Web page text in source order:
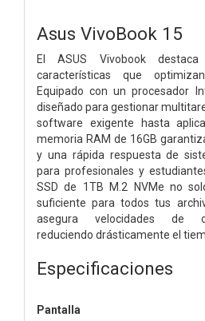
Asus VivoBook 15
El ASUS Vivobook
características que
Equipado con un procesador
diseñado para gestionar
software exigente hasta
memoria RAM de 16GB
y una rápida respuesta de
para profesionales y
SSD de 1TB M.2 NVMe no
suficiente para todos tus
asegura velocidades de
reduciendo drásticamente el
Especificaciones
Pantalla